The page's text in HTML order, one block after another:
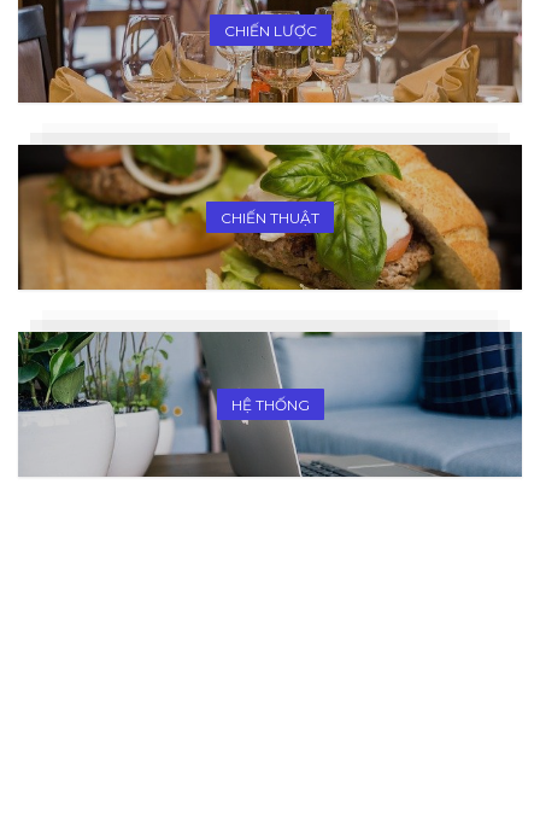
CHIẾN LƯỢC
CHIẾN THUẬT
HỆ THỐNG